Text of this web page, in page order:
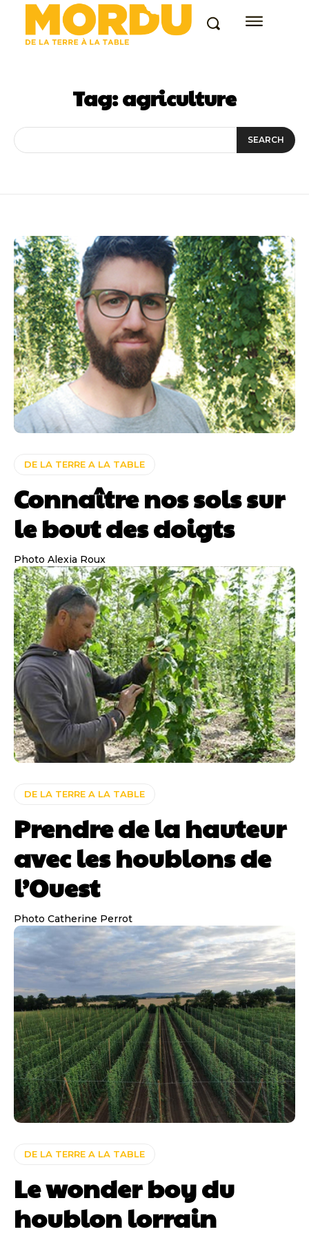
Tag:agriculture
SEARCH
DE LA TERRE A LA TABLE
Connaître nos sols sur
le bout des doigts
Photo Alexia Roux
DE LA TERRE A LA TABLE
Prendre de la hauteur
avec les houblons de
l’Ouest
Photo Catherine Perrot
DE LA TERRE A LA TABLE
Le wonder boy du
houblon lorrain